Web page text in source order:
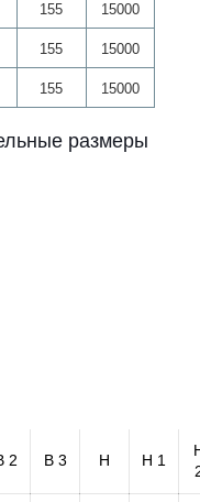
155 15000
155 15000
155 15000
размеры
2 B 3 H H 1